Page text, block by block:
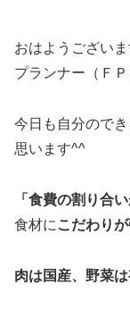
おはようござい
プランナー（ＦＰ
今日も自分ので
思います^^
「食費の割り合
食材に こだわり
肉は国産、野菜